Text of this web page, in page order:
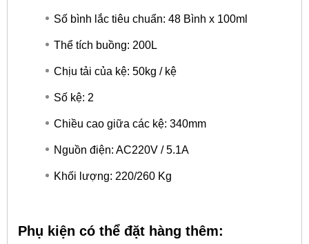
Số bình lắc tiêu chuẩn: 48 Bình x 100ml
Thể tích buồng: 200L
Chịu tải của kệ: 50kg / kệ
Số kệ: 2
Chiều cao giữa các kệ: 340mm
Nguồn điện: AC220V / 5.1A
Khối lượng: 220/260 Kg
Phụ kiện có thể đặt hàng thêm: